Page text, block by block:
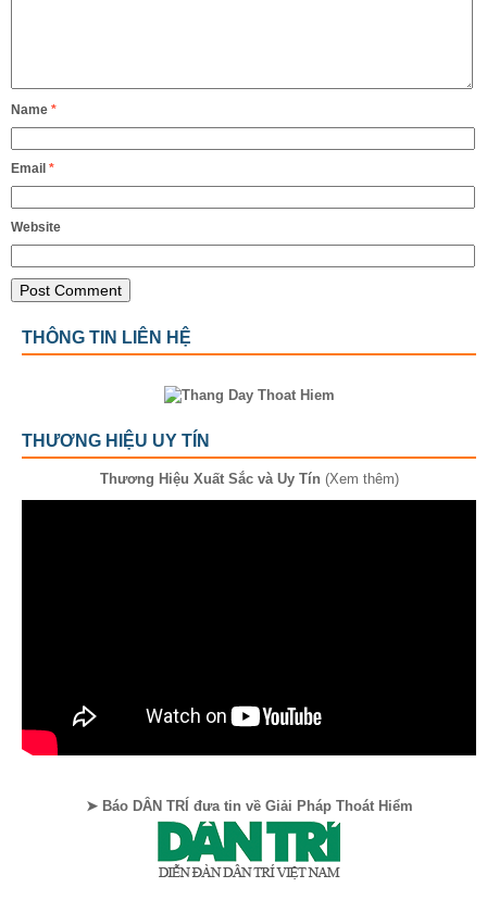
Name *
Email *
Website
THÔNG TIN LIÊN HỆ
THƯƠNG HIỆU UY TÍN
Thương Hiệu Xuất Sắc và Uy Tín (Xem thêm)
➤ Báo DÂN TRÍ đưa tin về Giải Pháp Thoát Hiểm